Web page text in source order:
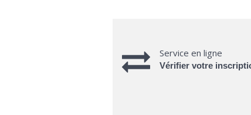
Service en ligne
Vérifier votre